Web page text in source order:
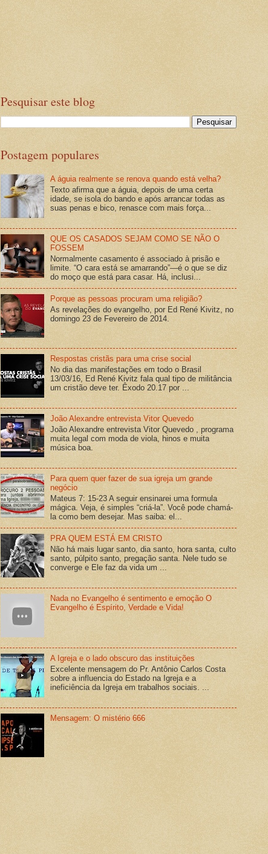
Pesquisar este blog
Postagem populares
A águia realmente se renova quando está velha?
Texto afirma que a águia, depois de uma certa
idade, se isola do bando e após arrancar todas as
suas penas e bico, renasce com mais força...
QUE OS CASADOS SEJAM COMO SE NÃO O
FOSSEM
Normalmente casamento é associado à prisão e
limite. “O cara está se amarrando”—é o que se diz
do moço que está para casar. Há, inclusi...
Porque as pessoas procuram uma religião?
As revelações do evangelho, por Ed René Kivitz, no
domingo 23 de Fevereiro de 2014.
Respostas cristãs para uma crise social
No dia das manifestações em todo o Brasil
13/03/16, Ed René Kivitz fala qual tipo de militância
um cristão deve ter. Êxodo 20.17 por ...
João Alexandre entrevista Vitor Quevedo
João Alexandre entrevista Vitor Quevedo , programa
muita legal com moda de viola, hinos e muita
música boa.
Para quem quer fazer de sua igreja um grande
negócio
Mateus 7: 15-23 A seguir ensinarei uma formula
mágica. Veja, é simples “criá-la”. Você pode chamá-
la como bem desejar. Mas saiba: el...
PRA QUEM ESTÁ EM CRISTO
Não há mais lugar santo, dia santo, hora santa, culto
santo, púlpito santo, pregação santa. Nele tudo se
converge e Ele faz da vida um ...
Nada no Evangelho é sentimento e emoção O
Evangelho é Espírito, Verdade e Vida!
A Igreja e o lado obscuro das instituições
Excelente mensagem do Pr. Antônio Carlos Costa
sobre a influencia do Estado na Igreja e a
ineficiência da Igreja em trabalhos sociais. ...
Mensagem: O mistério 666